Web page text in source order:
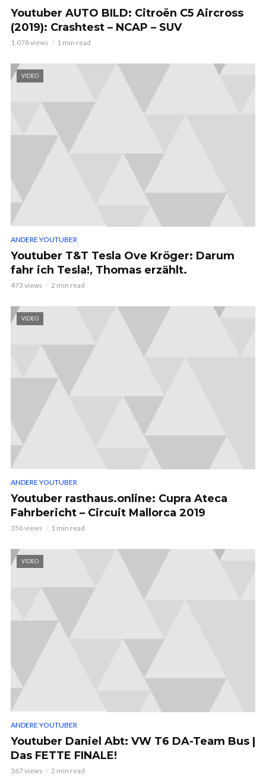
Youtuber AUTO BILD: Citroën C5 Aircross
(2019): Crashtest – NCAP – SUV
1.078 views 1 min read
VIDEO
ANDERE YOUTUBER
Youtuber T&T Tesla Ove Kröger: Darum
fahr ich Tesla!, Thomas erzählt.
473 views 2 min read
VIDEO
ANDERE YOUTUBER
Youtuber rasthaus.online: Cupra Ateca
Fahrbericht – Circuit Mallorca 2019
356 views 1 min read
VIDEO
ANDERE YOUTUBER
Youtuber Daniel Abt: VW T6 DA-Team Bus |
Das FETTE FINALE!
367 views 2 min read